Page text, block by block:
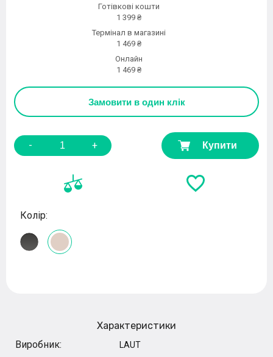
Готівкові кошти
1 399 ₴
Термінал в магазині
1 469 ₴
Онлайн
1 469 ₴
Замовити в один клік
- + Купити
Колір:
Характеристики
Виробник:
LAUT